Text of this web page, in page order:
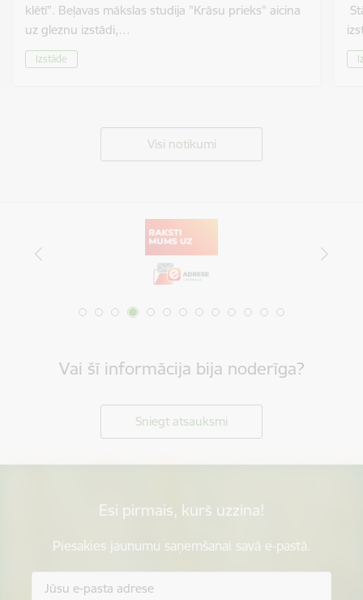
klētī". Beļavas mākslas studija "Krāsu prieks" aicina
uz gleznu izstādi,…
Izstāde
Visi notikumi
Vai šī informācija bija noderīga?
Sniegt atsauksmi
Esi pirmais, kurš uzzina!
Piesakies jaunumu saņemšanai savā e-pastā.